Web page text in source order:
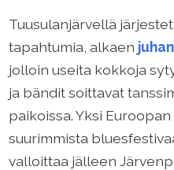
Tuusulanjärvellä
tapahtumia, alkaen
jolloin useita kokkoja
ja bändit soittavat
paikoissa. Yksi
suurimmista
valloittaa jälleen